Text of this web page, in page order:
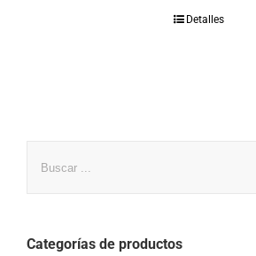
Detalles
Categorías de productos